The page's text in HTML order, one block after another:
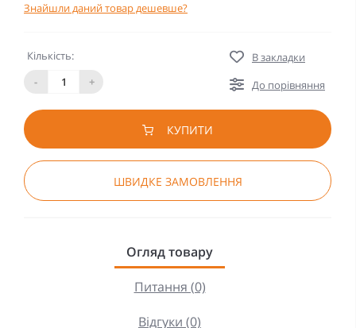
Знайшли даний товар дешевше?
Кількість:
-
+
В закладки
До порівняння
КУПИТИ
ШВИДКЕ ЗАМОВЛЕННЯ
Огляд товару
Питання (0)
Відгуки (0)